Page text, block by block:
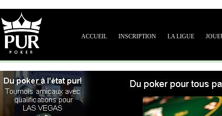
ACCUEIL INSCRIPTION LA LIGUE